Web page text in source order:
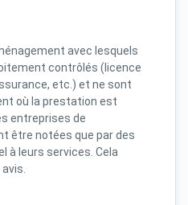
avec lesquels
contrôlés (licence
etc.) et ne sont
où la prestation est
entreprises de
être notées que par des
à leurs services. Cela